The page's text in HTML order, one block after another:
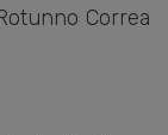
Correa